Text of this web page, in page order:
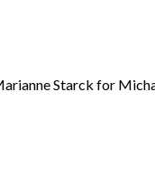
Starck for